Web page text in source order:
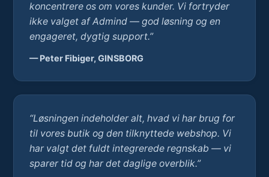
koncentrere os om vores kunder. Vi fortryder
ikke valget af Admind — god løsning og en
engageret, dygtig support.”
— Peter Fibiger, GINSBORG
“Løsningen indeholder alt, hvad vi har brug for
til vores butik og den tilknyttede webshop. Vi
har valgt det fuldt integrerede regnskab — vi
sparer tid og har det daglige overblik.”